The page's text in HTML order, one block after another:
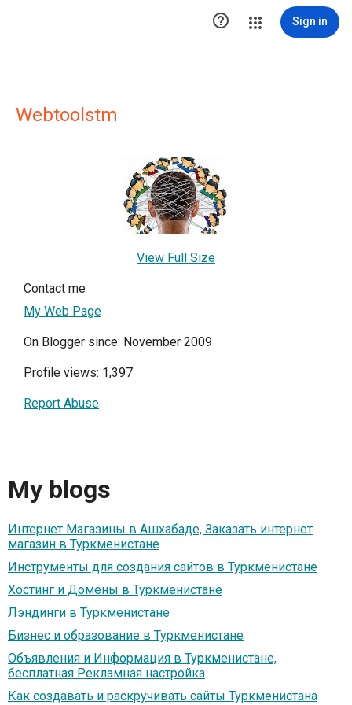
 Sign in
Webtoolstm
View Full Size
Contact me
My Web Page
On Blogger since: November 2009
Profile views: 1,397
Report Abuse
My blogs
Интернет Магазины в Ашхабаде, Заказать интернет
магазин в Туркменистане
Инструменты для создания сайтов в Туркменистане
Хостинг и Домены в Туркменистане
Лэндинги в Туркменистане
Бизнес и образование в Туркменистане
Объявления и Информация в Туркменистане,
бесплатная Рекламная настройка
Как создавать и раскручивать сайты Туркменистана